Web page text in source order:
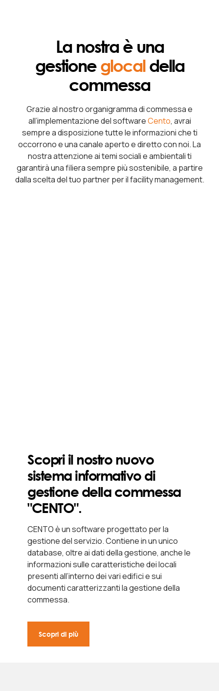
La nostra è una
gestioneglocaldella
commessa
Grazie al nostro organigramma di commessa e
all’implementazione del softwareCento, avrai
sempre a disposizione tutte le informazioni che ti
occorrono e una canale aperto e diretto con noi. La
nostra attenzione ai temi sociali e ambientali ti
garantirà una filiera sempre più sostenibile, a partire
dalla scelta del tuo partner per il facility management.
Scopri il nostro nuovo
sistema informativo di
gestione della commessa
"CENTO".
CENTO è un software progettato per la
gestione del servizio. Contiene in un unico
database, oltre ai dati della gestione, anche le
informazioni sulle caratteristiche dei locali
presenti all’interno dei vari edifici e sui
documenti caratterizzanti la gestione della
commessa.
Scopri di più